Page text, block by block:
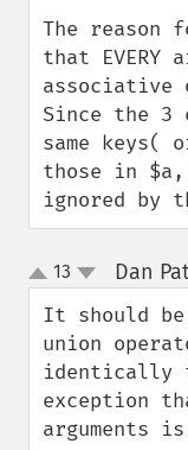
The reason
that EVERY
associative
Since the 3
same keys(
those in
ignored by
up
down
13 Dan
It should
union
identically
exception
arguments